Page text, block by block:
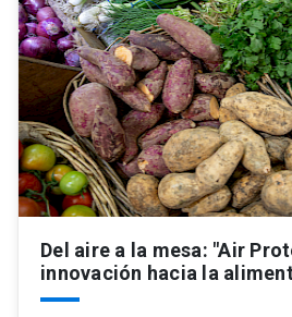
Universidad
Información para keyboard_arrow_down
Futuros estudiantes
Estudiantes
Académicos
Go to english site launch
ACCESOS DIRECTOS
Admisión launch
Mi Cuenta UC
Del aire a la mesa: "Air
innovación hacia la